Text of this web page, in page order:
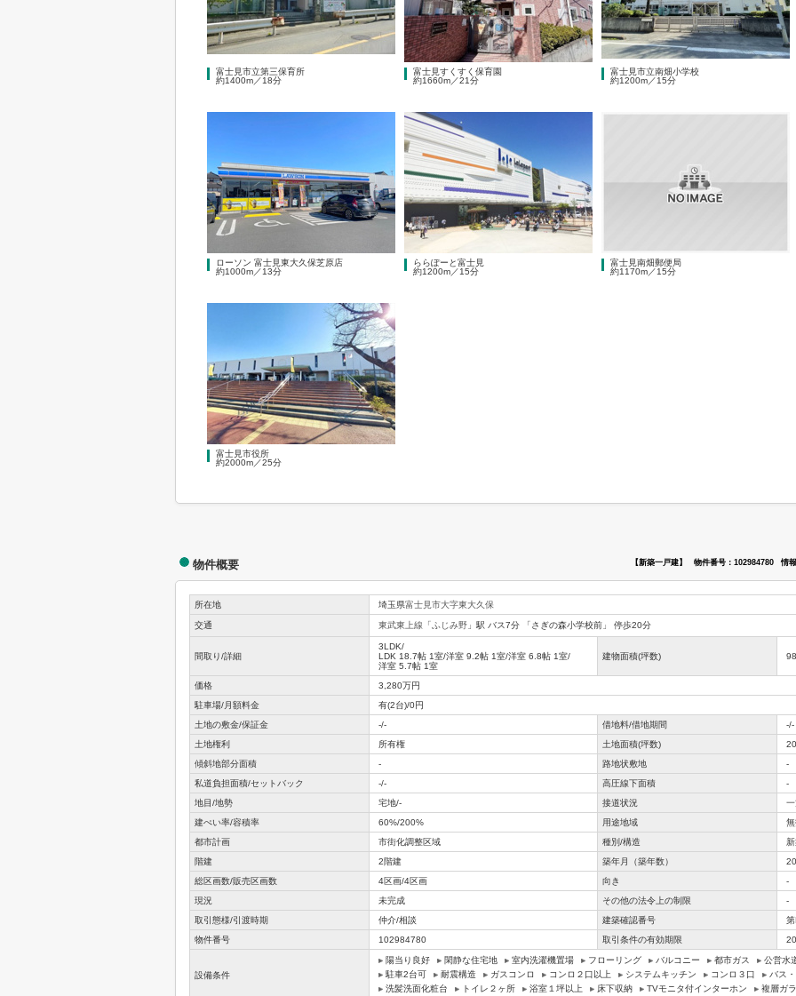
富士見市立第三保育所
約1400m／18分
富士見すくすく保育園
約1660m／21分
富士見市立南畑小学校
約1200m／15分
ローソン 富士見東大久保芝原店
約1000m／13分
ららぽーと富士見
約1200m／15分
富士見南畑郵便局
約1170m／15分
富士見市役所
約2000m／25分
物件概要 【新築一戸建】 物件番号：102984780 情
所在地 埼玉県富士見市大字東大久保
交通 東武東上線 「 ふじみ野 」駅 バス7分 「さぎの森小学校前」 停歩20分
間取り/詳細
3LDK/
LDK 18.7帖 1室/洋室 9.2帖 1室/洋室 6.8帖 1室/
洋室 5.7帖 1室
建物面積(坪数)
価格
3,280万円
駐車場/月額料金
有(2台)/0円
土地の敷金/保証金
-/- 借地料/借地期間
-/-
土地権利
所有権 土地面積(坪数)
傾斜地部分面積
- 路地状敷地
-
私道負担面積/セットバック
-/- 高圧線下面積
-
地目/地勢
宅地/- 接道状況
建ぺい率/容積率
60%/200% 用途地域
都市計画
市街化調整区域 種別/構造
階建
2階建 築年月（築年数）
総区画数/販売区画数
4区画/4区画 向き
-
現況
未完成 その他の法令上の制限
-
取引態様/引渡時期
仲介/相談 建築確認番号
物件番号
102984780 取引条件の有効期限
設備条件
陽当り良好 閑静な住宅地 室内洗濯機置場 フローリング バルコニー 都市ガス
公営水
駐車2台可
耐震構造 ガスコンロ コンロ２口以上 システムキッチン コンロ３口
バス
洗髪洗面化粧台
トイレ２ヶ所 浴室１坪以上 床下収納 TVモニタ付インターホン 複層ガ